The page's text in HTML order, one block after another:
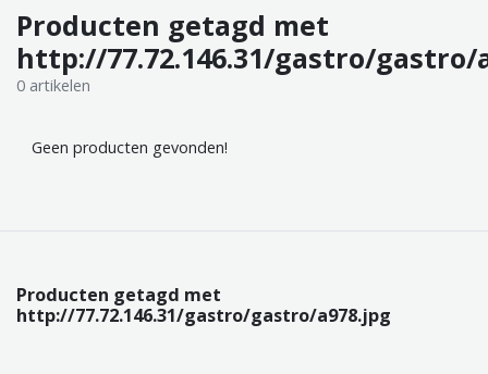
Producten getagd met
http://77.72.146.31/gastro/gastro/
0 artikelen
Geen producten gevonden!
Producten getagd met
http://77.72.146.31/gastro/gastro/a978.jpg